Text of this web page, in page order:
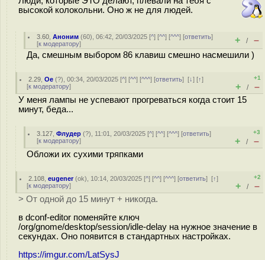
высокой колокольни. Оно ж не для людей.
3.60 ,Аноним (60), 06:42, 20/03/2025 [^] [^^] [^^^] [ответить]
[к модератору] + / –
Да, смешным выбором 86 клавиш смешно насмешили )
2.29 ,Oe (?), 00:34, 20/03/2025 [^] [^^] [^^^] [ответить][↓] [↑]
[к модератору]
+1
+ / –
У меня лампы не успевают прогреваться когда стоит 15
минут, беда...
3.127 ,Флудер (?), 11:01, 20/03/2025 [^] [^^] [^^^] [ответить]
[к модератору]
+3
+ / –
Обложи их сухими тряпками
2.108 ,eugener(ok), 10:14, 20/03/2025 [^] [^^] [^^^] [ответить][↑]
[к модератору]
+2
+ / –
> От одной до 15 минут + никогда.
в dconf-editor поменяйте ключ
/org/gnome/desktop/session/idle-delay на нужное значение в
секундах. Оно появится в стандартных настройках.
https://imgur.com/LatSysJ